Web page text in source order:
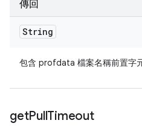
傳回
String
包含 profdata 檔案名稱前置字
getPullTimeout